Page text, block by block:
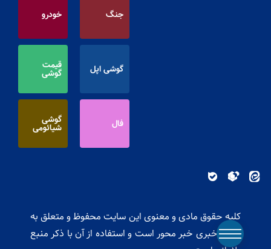
جنگ خودرو
گوشی اپل قیمت
گوشی
فال گوشی
شیائومی
کلیه حقوق مادی و معنوی این سایت محفوظ و متعلق به
پایگاه خبری خبر محور است و استفاده از آن با ذکر منبع